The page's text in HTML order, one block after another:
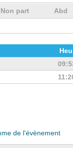
Non part
Abd
de l'évènement